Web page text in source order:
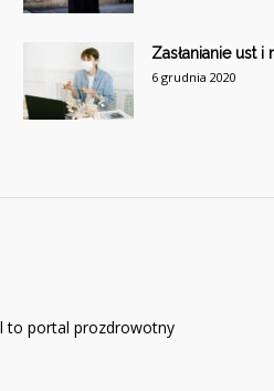
Zasłanianie ust i
6 grudnia 2020
to portal prozdrowotny